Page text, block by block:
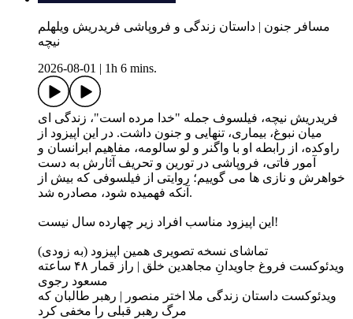
مسافر جنون | داستان زندگی و فروپاشی فریدریش ویلهلم
نیچه
2026-08-01
1h 6 mins.
فریدریش نیچه، فیلسوف جمله "خدا مرده است"، زندگی ای
میان نبوغ، بیماری، تنهایی و جنون داشت. در این اپیزود از
راوکده، از رابطه او با واگنر و لو سالومه، مفاهیم ابرانسان و
آمور فاتی، فروپاشی در تورین و تحریف آثارش به دست
خواهرش و نازی ها می گوییم؛ روایتی از فیلسوفی که بیش از
آنکه فهمیده شود، مصادره شد.
این اپیزود مناسب افراد زیر چهارده سال نیست!
تماشای نسخه تصویری همین اپیزود (به زودی)
ویدئوکست فروغ جاویدانِ مجاهدین خلق | راز قمار ۴۸ ساعته
مسعود رجوی
ویدئوکست داستان زندگی ملا اختر منصور | رهبر طالبان که
مرگ رهبر قبلی را مخفی کرد